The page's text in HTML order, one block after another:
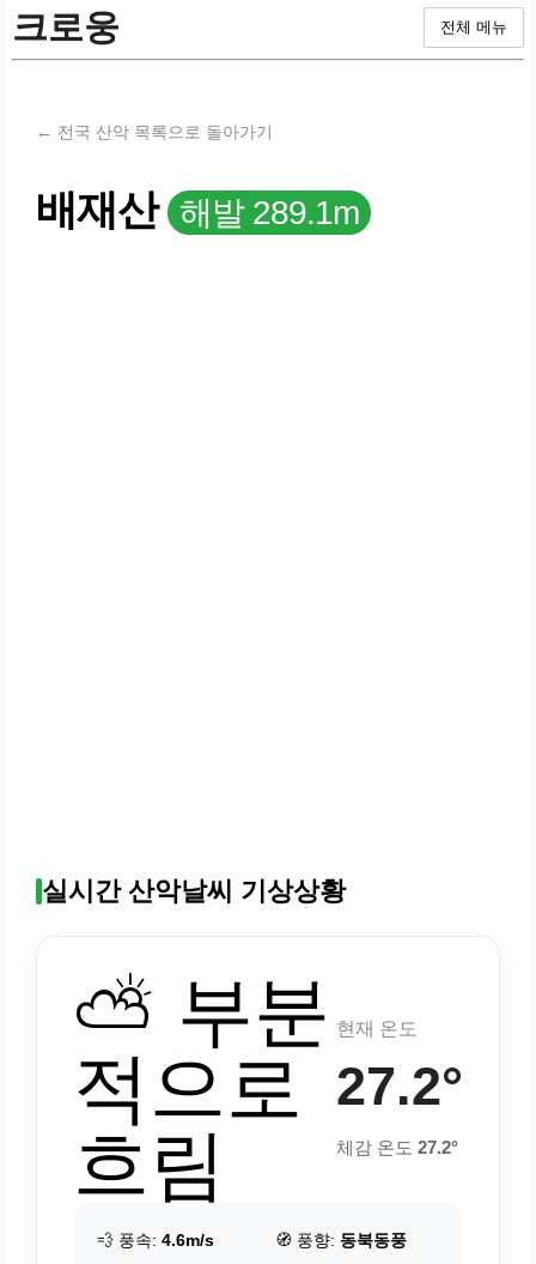
크로웅 전체 메뉴
← 전국 산악 목록으로 돌아가기
배재산 해발 289.1m
실시간 산악날씨 기상상황
⛅ 부분
적으로
흐림
현재 온도
27.2°
체감 온도 27.2°
💨 풍속: 4.6m/s 🧭 풍향: 동북동풍